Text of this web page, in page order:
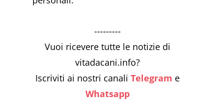
---------
Vuoi ricevere tutte le notizie di
vitadacani.info?
Iscriviti ai nostri canaliTelegram e
Whatsapp